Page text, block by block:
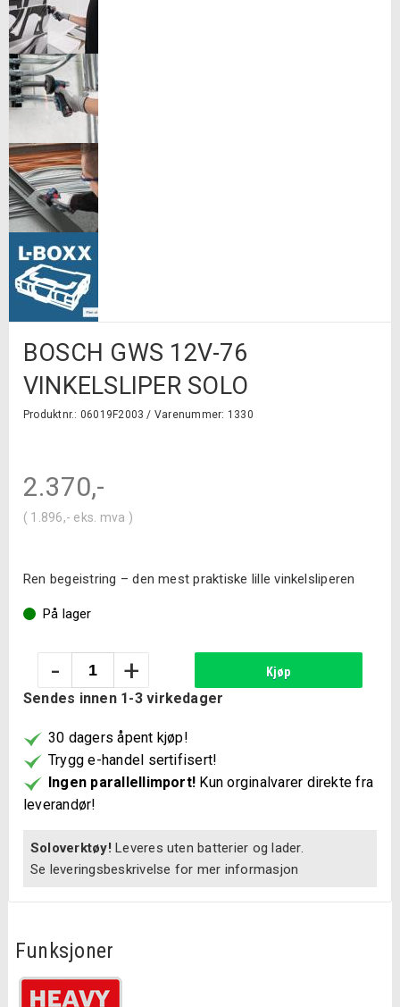
BOSCH GWS 12V-76
VINKELSLIPER SOLO
Produktnr.: 06019F2003 / Varenummer: 1330
2.370,-
( 1.896,- eks. mva )
Ren begeistring – den mest praktiske lille vinkelsliperen
På lager
GWS
12V-
vinkelsliper
Solo
antall
- + Kjøp
Sendes innen 1-3 virkedager
30 dagers åpent kjøp!
Trygg e-handel sertifisert!
Ingen parallellimport! Kun orginalvarer direkte fra
leverandør!
Soloverktøy! Leveres uten batterier og lader.
Se leveringsbeskrivelse for mer informasjon
Funksjoner